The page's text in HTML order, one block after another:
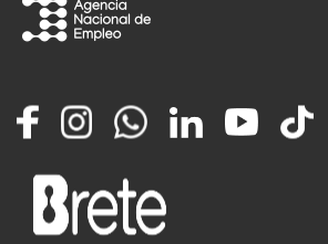
FacebookInstagramWhatsappLinkedInYouTube
TikTok